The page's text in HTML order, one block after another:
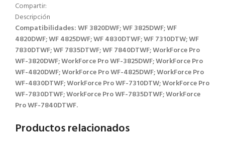
Compartir:
Descripción
Compatibilidades: WF 3820DWF; WF 3825DWF; WF
4820DWF; WF 4825DWF; WF 4830DTWF; WF 7310DTW; WF
7830DTWF; WF 7835DTWF; WF 7840DTWF; WorkForce Pro
WF-3820DWF; WorkForce Pro WF-3825DWF; WorkForce Pro
WF-4820DWF; WorkForce Pro WF-4825DWF; WorkForce Pro
WF-4830DTWF; WorkForce Pro WF-7310DTW; WorkForce Pro
WF-7830DTWF; WorkForce Pro WF-7835DTWF; WorkForce
Pro WF-7840DTWF.
Productos relacionados